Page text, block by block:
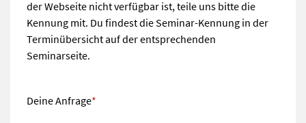
der Webseite nicht verfügbar ist, teile uns bitte die
Kennung mit. Du findest die Seminar-Kennung in der
Terminübersicht auf der entsprechenden
Seminarseite.
Deine Anfrage*